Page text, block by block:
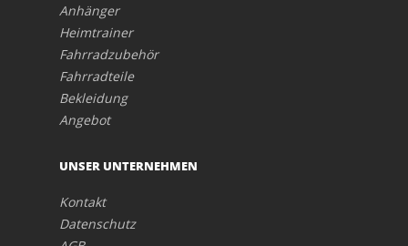
Anhänger
Heimtrainer
Fahrradzubehör
Fahrradteile
Bekleidung
Angebot
UNSER UNTERNEHMEN
Kontakt
Datenschutz